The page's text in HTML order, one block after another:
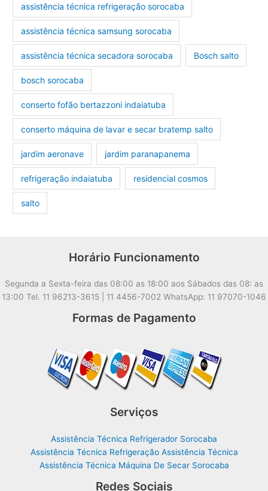
assistência técnica refrigeração sorocaba
assistência técnica samsung sorocaba
assistência técnica secadora sorocaba Bosch salto
bosch sorocaba
conserto fofão bertazzoni indaiatuba
conserto máquina de lavar e secar bratemp salto
jardim aeronave jardim paranapanema
refrigeração indaiatuba residencial cosmos
salto
Horário Funcionamento
Segunda a Sexta-feira das 08:00 as 18:00 aos Sábados das 08: as
13:00 Tel. 11 96213-3615 | 11 4456-7002 WhatsApp: 11 97070-1046
Formas de Pagamento
Serviços
Assistência Técnica Refrigerador Sorocaba
Assistência Técnica Refrigeração Assistência Técnica
Assistência Técnica Máquina De Secar Sorocaba
Redes Sociais